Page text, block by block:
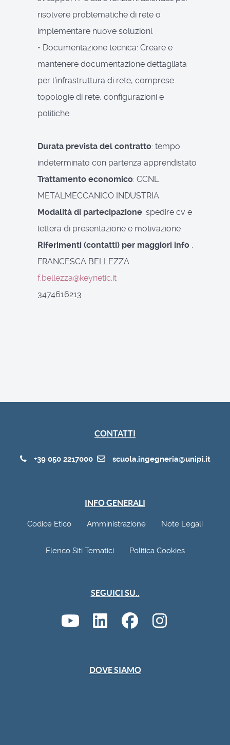
risolvere problematiche di rete o
implementare nuove soluzioni.
• Documentazione tecnica: Creare e
mantenere documentazione dettagliata
per l’infrastruttura di rete, comprese
topologie di rete, configurazioni e
politiche.
Durata prevista del contratto: tempo
indeterminato con partenza apprendistato
Trattamento economico: CCNL
METALMECCANICO INDUSTRIA
Modalità di partecipazione: spedire cv e
lettera di presentazione e motivazione
Riferimenti (contatti) per maggiori info :
FRANCESCA BELLEZZA
f.bellezza@keynetic.it
3474616213
CONTATTI
INFO GENERALI
SEGUICI SU..
DOVE SIAMO
+39 050 2217000 scuola.ingegneria@unipi.it
Codice Etico Amministrazione Note Legali
Elenco Siti Tematici Politica Cookies